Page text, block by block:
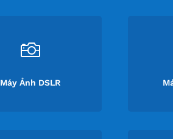

Máy Ảnh DSLR